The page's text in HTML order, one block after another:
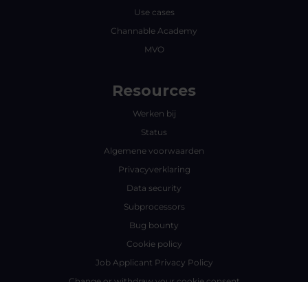
Use cases
Channable Academy
MVO
Resources
Werken bij
Status
Algemene voorwaarden
Privacyverklaring
Data security
Subprocessors
Bug bounty
Cookie policy
Job Applicant Privacy Policy